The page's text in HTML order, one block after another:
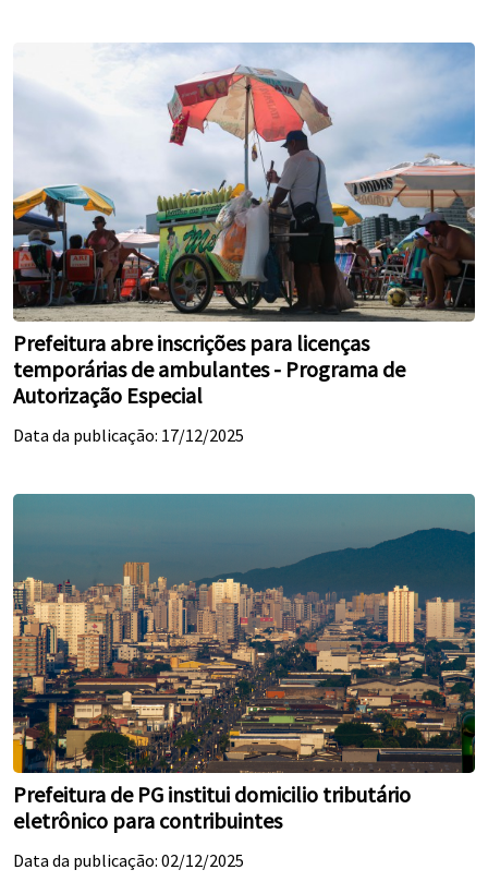
Prefeitura abre inscrições para licenças
temporárias de ambulantes - Programa de
Autorização Especial
Data da publicação: 17/12/2025
Prefeitura de PG institui domicilio tributário
eletrônico para contribuintes
Data da publicação: 02/12/2025